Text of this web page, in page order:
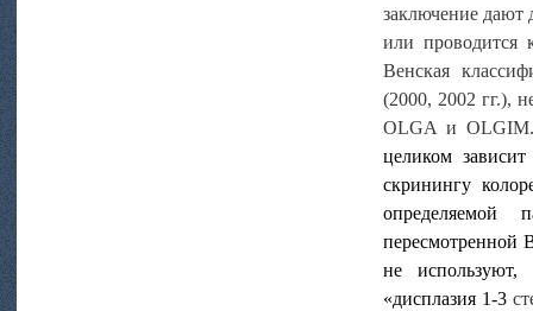
заключение дают
или проводится
Венская
(2000, 2002 гг.),
OLGA и
целиком
скринингу
определяемой
пересмотренной
не
«дисплазия 1-3